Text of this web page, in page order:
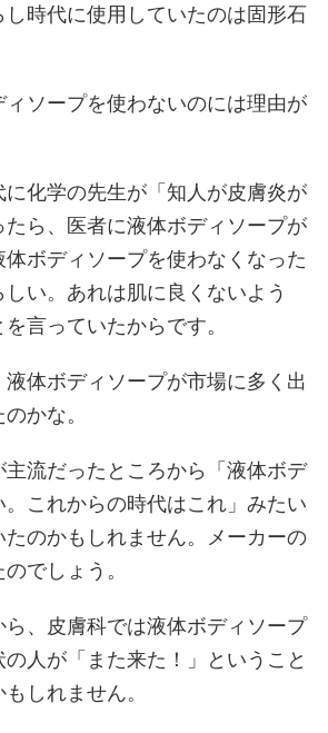
時代に使用していたのは固形石
ソープを使わないのには理由が
化学の先生が「知人が皮膚炎が
ら、医者に液体ボディソープが
ボディソープを使わなくなった
い。あれは肌に良くないよう
言っていたからです。
体ボディソープが市場に多く出
かな。
流だったところから「液体ボデ
。これからの時代はこれ」みたい
のかもしれません。メーカーの
でしょう。
、皮膚科では液体ボディソープ
人が「また来た！」ということ
しれません。